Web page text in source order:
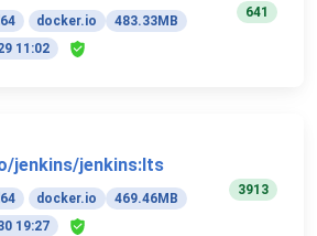
docker.io
483.33MB
11:02
641
jenkins/jenkins:lts
docker.io
469.46MB
19:27
3913